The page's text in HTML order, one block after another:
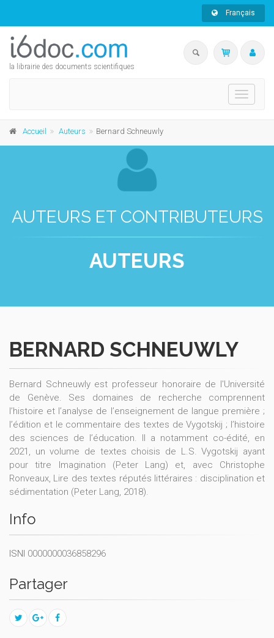
Français
la librairie des documents scientifiques
Toggle
Accueil Auteurs Bernard Schneuwly
AUTEURS ET CONTRIBUTEURS
AUTEURS
BERNARD SCHNEUWLY
Bernard Schneuwly est professeur honoraire de l'Université
de Genève. Ses domaines de recherche comprennent
l’histoire et l’analyse de l’enseignement de langue première ;
l’édition et le commentaire des textes de Vygotskij ; l’histoire
des sciences de l’éducation. Il a notamment co-édité, en
2021, un volume de textes choisis de L.S. Vygotskij ayant
pour titre Imagination (Peter Lang) et, avec Christophe
Ronveaux, Lire des textes réputés littéraires : disciplination et
sédimentation (Peter Lang, 2018).
Info
ISNI 0000000036858296
Partager